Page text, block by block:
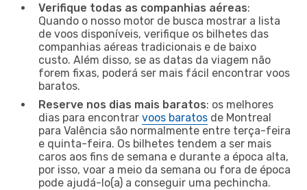
Verifique todas as companhias aéreas:
Quando o nosso motor de busca mostrar a lista
de voos disponíveis, verifique os bilhetes das
companhias aéreas tradicionais e de baixo
custo. Além disso, se as datas da viagem não
forem fixas, poderá ser mais fácil encontrar voos
baratos.
Reserve nos dias mais baratos: os melhores
dias para encontrar voos baratos de Montreal
para Valência são normalmente entre terça-feira
e quinta-feira. Os bilhetes tendem a ser mais
caros aos fins de semana e durante a época alta,
por isso, voar a meio da semana ou fora de época
pode ajudá-lo(a) a conseguir uma pechincha.